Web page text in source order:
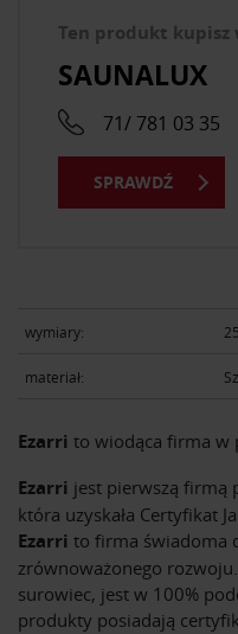
wymiary:
materiał:
Ezarri to wiodąca firma w
Ezarri jest pierwszą firmą
która uzyskała Certyfikat
Ezarri to firma świadoma
zrównoważonego
surowiec, jest w 100%
produkty posiadają
Ten produkt kupisz
SAUNALUX
71/ 781 03 35
SPRAWDŹ